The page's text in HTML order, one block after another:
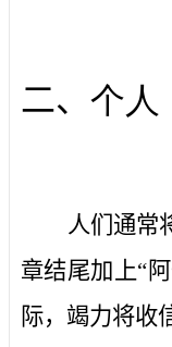
二、 个人
人们通常
章结尾加上“
际，竭力将收